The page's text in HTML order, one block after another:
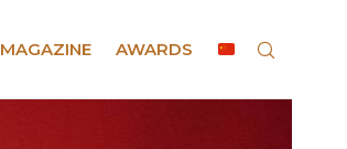
MAGAZINE AWARDS